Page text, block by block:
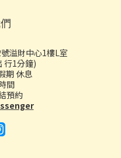
溢財中心1樓L室
行1分鐘)
期 休息
間
預約